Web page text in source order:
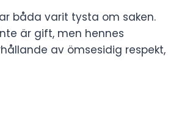
båda varit tysta om saken.
är gift, men hennes
av ömsesidig respekt,